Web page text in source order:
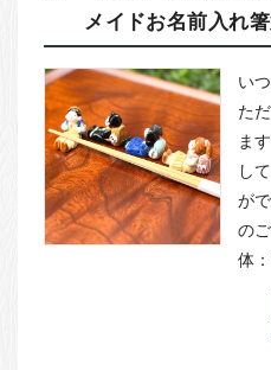
ご利用ガイド
法人・飲食店のお客様
お客様の声
店舗紹介
お問い合わせ
お知らせ
メイドお名前入れ
い
た
ま
し
が
の
体